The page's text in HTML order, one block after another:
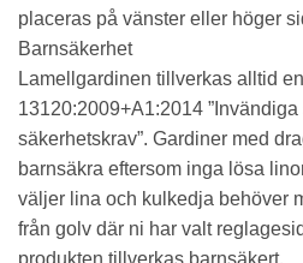
placeras på vänster eller höger
Barnsäkerhet
Lamellgardinen tillverkas alltid
13120:2009+A1:2014
säkerhetskrav”. Gardiner med
barnsäkra eftersom inga lösa
väljer lina och kulkedja behöver
från golv där ni har valt
produkten tillverkas barnsäkert.